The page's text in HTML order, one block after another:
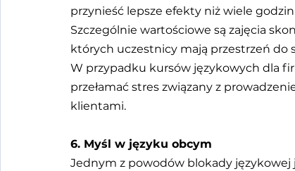
przynieść lepsze efekty niż wiele
Szczególnie wartościowe są zajęcia
których uczestnicy mają przestrzeń do
W przypadku kursów językowych dla
przełamać stres związany z
klientami.
6. Myśl w języku obcym
Jednym z powodów blokady językowej